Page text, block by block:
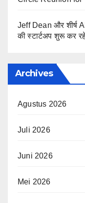
Jeff Dean और शीर्ष
की स्टार्टअप शुरू कर
Archives
Agustus 2026
Juli 2026
Juni 2026
Mei 2026